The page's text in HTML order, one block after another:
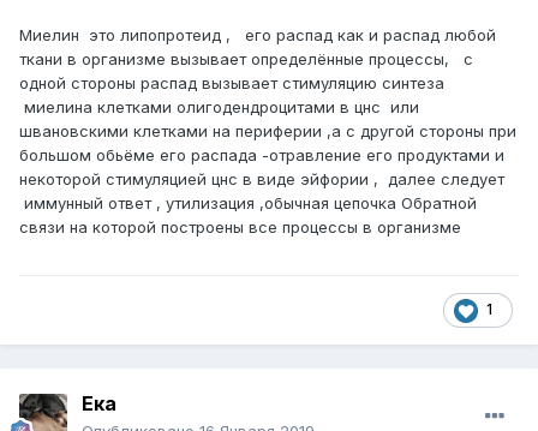
Миелин это липопротеид , его распад как и распад любой
ткани в организме вызывает определённые процессы, с
одной стороны распад вызывает стимуляцию синтеза
миелина клетками олигодендроцитами в цнс или
швановскими клетками на периферии ,а с другой стороны при
большом обьёме его распада -отравление его продуктами и
некоторой стимуляцией цнс в виде эйфории , далее следует
иммунный ответ , утилизация ,обычная цепочка Обратной
связи на которой построены все процессы в организме
1
Ека